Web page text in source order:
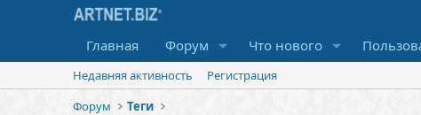
Главная Форум Что нового
Недавняя активность
Регистрация
Форум
Теги